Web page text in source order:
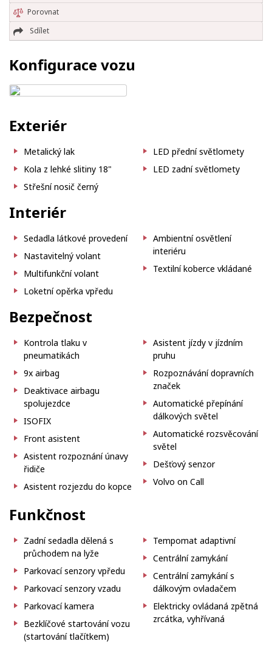
Porovnat
Sdílet
Konfigurace vozu
Exteriér
Metalický lak
Kola z lehké slitiny 18"
Střešní nosič černý
LED přední světlomety
LED zadní světlomety
Interiér
Sedadla látkové provedení
Nastavitelný volant
Multifunkční volant
Loketní opěrka vpředu
Ambientní osvětlení
interiéru
Textilní koberce vkládané
Bezpečnost
Kontrola tlaku v
pneumatikách
9x airbag
Deaktivace airbagu
spolujezdce
ISOFIX
Front asistent
Asistent rozpoznání únavy
řidiče
Asistent rozjezdu do kopce
Asistent jízdy v jízdním
pruhu
Rozpoznávání dopravních
značek
Automatické přepínání
dálkových světel
Automatické rozsvěcování
světel
Dešťový senzor
Volvo on Call
Funkčnost
Zadní sedadla dělená s
průchodem na lyže
Parkovací senzory vpředu
Parkovací senzory vzadu
Parkovací kamera
Bezklíčové startování vozu
(startování tlačítkem)
Tempomat adaptivní
Centrální zamykání
Centrální zamykání s
dálkovým ovladačem
Elektricky ovládaná zpětná
zrcátka, vyhřívaná